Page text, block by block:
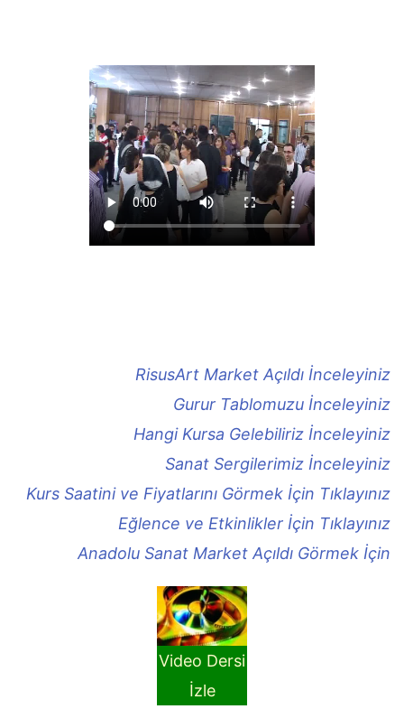
RisusArt Market Açıldı İnceleyiniz
Gurur Tablomuzu İnceleyiniz
Hangi Kursa Gelebiliriz İnceleyiniz
Sanat Sergilerimiz İnceleyiniz
Kurs Saatini ve Fiyatlarını Görmek İçin Tıklayınız
Eğlence ve Etkinlikler İçin Tıklayınız
Anadolu Sanat Market Açıldı Görmek İçin
Video Dersi
İzle